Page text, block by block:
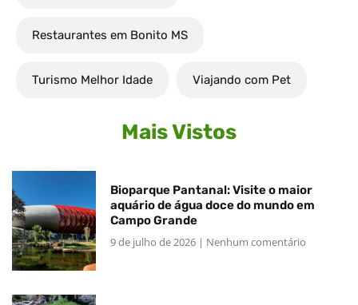
Restaurantes em Bonito MS
Turismo Melhor Idade Viajando com Pet
Mais Vistos
Bioparque Pantanal: Visite o maior
aquário de água doce do mundo em
Campo Grande
9 de julho de 2026
Nenhum comentário